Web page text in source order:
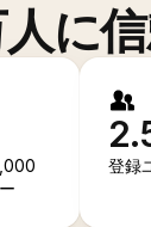
に
登録